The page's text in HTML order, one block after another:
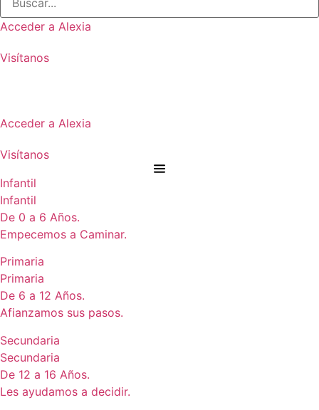
Acceder a Alexia
Visítanos
Acceder a Alexia
Visítanos
Infantil
Infantil
De 0 a 6 Años.
Empecemos a Caminar.
Primaria
Primaria
De 6 a 12 Años.
Afianzamos sus pasos.
Secundaria
Secundaria
De 12 a 16 Años.
Les ayudamos a decidir.